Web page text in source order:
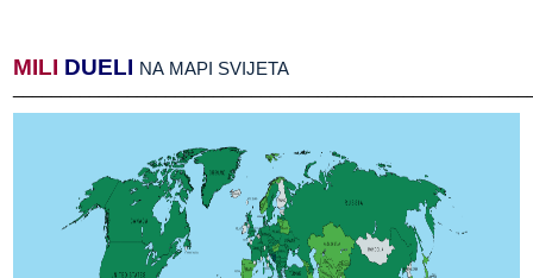
MILI DUELI NA​​ MAPI​​ SVIJETA